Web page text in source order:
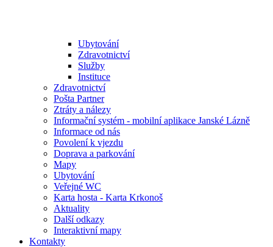
Ubytování
Zdravotnictví
Služby
Instituce
Zdravotnictví
Pošta Partner
Ztráty a nálezy
Informační systém - mobilní aplikace Janské Lázně
Informace od nás
Povolení k vjezdu
Doprava a parkování
Mapy
Ubytování
Veřejné WC
Karta hosta - Karta Krkonoš
Aktuality
Další odkazy
Interaktivní mapy
Kontakty